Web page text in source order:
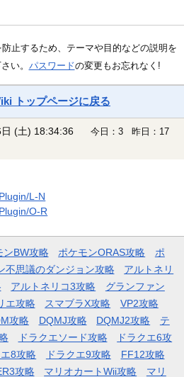
止するため、テーマや目的などの説明を
い。 パスワードの変更もお忘れなく!
トップページに戻る
(土) 18:34:36
今日：3 昨日：17
L-N
O-R
ンBW攻略 ポケモンORAS攻略
ポ
不思議のダンジョン攻略
アルトネリ
アルトネリコ3攻略
グランファン
エ攻略 スマブラX攻略
VP2攻略
攻略
DQMJ攻略 DQMJ2攻略
テ
ドラクエソード攻略
ドラクエ6攻
エ8攻略 ドラクエ9攻略
FF12攻略
攻略 マリオカートWii攻略 マリ